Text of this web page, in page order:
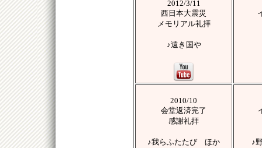
2012/3/11
西日本大震災
メモリアル礼拝
♪遠き国や
2010/10
会堂返済完了
感謝礼拝
♪我らふたたび ほか ♪